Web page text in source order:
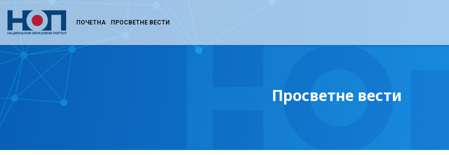
ПОЧЕТНА ПРОСВЕТНЕ ВЕСТИ
Просветне вести